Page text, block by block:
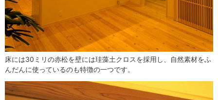
床には30ミリの赤松を壁には珪藻土クロスを採用し、自然素材をふ
んだんに使っているのも特徴の一つです。